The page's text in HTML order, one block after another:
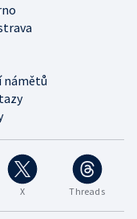
X Threads
námětů